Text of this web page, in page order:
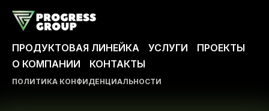
ПРОДУКТОВАЯ ЛИНЕЙКА УСЛУГИ
ПРОЕКТЫ
О КОМПАНИИ
КОНТАКТЫ
ПОЛИТИКА КОНФИДЕНЦИАЛЬНОСТИ